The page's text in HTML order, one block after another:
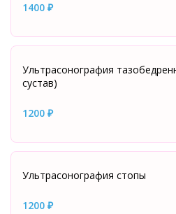
1400 ₽
Ультрасонография
сустав)
1200 ₽
Ультрасонография стопы
1200 ₽